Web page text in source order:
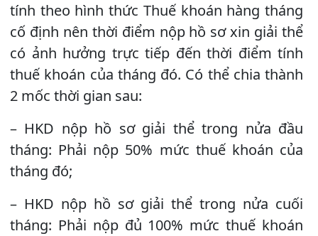
tính theo hình thức Thuế khoán hàng tháng
cố định nên thời điểm nộp hồ sơ xin giải thể
có ảnh hưởng trực tiếp đến thời điểm tính
thuế khoán của tháng đó. Có thể chia thành
2 mốc thời gian sau:
– HKD nộp hồ sơ giải thể trong nửa đầu
tháng: Phải nộp 50% mức thuế khoán của
tháng đó;
– HKD nộp hồ sơ giải thể trong nửa cuối
tháng: Phải nộp đủ 100% mức thuế khoán